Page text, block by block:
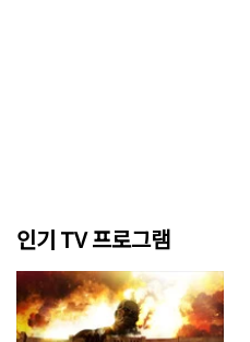
인기 TV 프로그램